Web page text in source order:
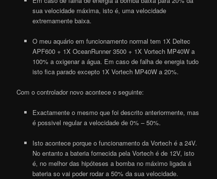
sua velocidade máxima, isto é, uma velocidade
extremamente baixa.
O meu aquário em funcionamento normal tem 1X Deltec
APF600 + 1X OceanRunner 3500 + 1X VortechMP40W a
100% a oxigenar a água. Em caso de falha de energia tudo
isto fica parado excepto 1X VortechMP40W a 20%.
Com o controlador novo acontece o seguinte:
Exactamente o mesmo que foi descrito anteriormente, mas
é possivel regular a velocidade de 0% – 50%.
Isto acontece porque o funcionamento da Vorteché a 24V.
No entanto a bateria fornecida pela Vorteché de 12V, isto
é, no melhor das hipóteses a bomba no máximo ligada á
bateria so vai poder rodar a 50% da sua velocidade.